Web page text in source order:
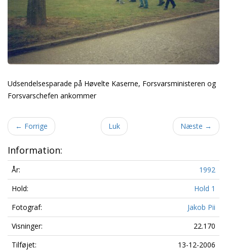
Udsendelsesparade på Høvelte Kaserne, Forsvarsministeren og
Forsvarschefen ankommer
← Forrige Luk Næste →
Information:
År:
1992
Hold:
Hold 1
Fotograf:
Jakob Pii
Visninger:
22.170
Tilføjet:
13-12-2006